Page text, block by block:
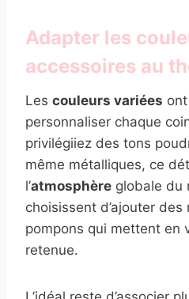
Adapter les
accessoires au
Les couleurs variées
personnaliser chaque
privilégiiez des tons
même métalliques, ce
l’atmosphère globale du
choisissent d’ajouter
pompons qui mettent en
retenue.